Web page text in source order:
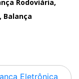
Rodoviária,
Balança